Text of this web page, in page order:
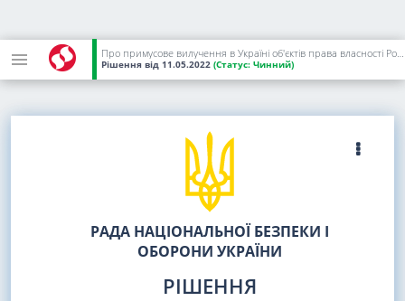
Про примусове вилучення в Україні об'єктів права власності Російської Федерації та її резидентів
Рішення від 11.05.2022 (Статус: Чинний)
РАДА НАЦІОНАЛЬНОЇ БЕЗПЕКИ І
ОБОРОНИ УКРАЇНИ
РІШЕННЯ